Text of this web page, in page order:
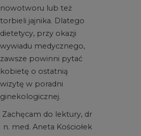
nowotworu lub też
torbieli jajnika. Dlatego
dietetycy, przy okazji
wywiadu medycznego,
zawsze powinni pytać
kobietę o ostatnią
wizytę w poradni
ginekologicznej.
Zachęcam do lektury, dr
n. med. Aneta Kościołek